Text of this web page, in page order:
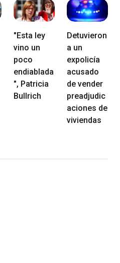
"Esta ley
vino un
poco
endiablada
", Patricia
Bullrich
Detuvieron
a un
expolicía
acusado
de vender
preadjudic
aciones de
viviendas